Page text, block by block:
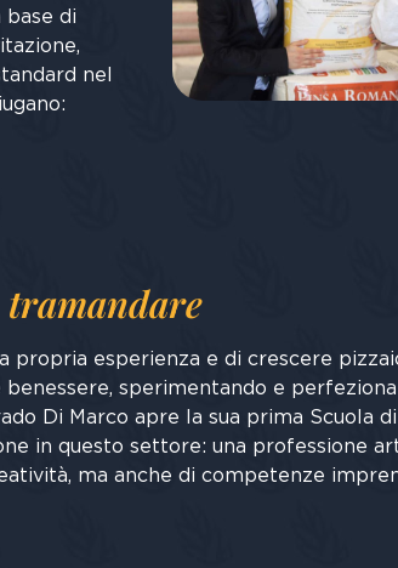
base di
nel
tramandare
propria esperienza e di crescere
benessere, sperimentando e
Di Marco apre la sua prima Scuola di
in questo settore: una professione
ma anche di competenze